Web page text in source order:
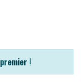
premier !